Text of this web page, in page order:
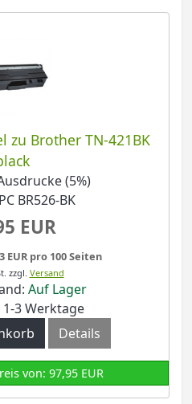
zu Brother TN-421BK
(5%)
BR526-BK
EUR
EUR pro 100 Seiten
zzgl. Versand
Auf Lager
3 Werktage
Details
von: 97,95 EUR